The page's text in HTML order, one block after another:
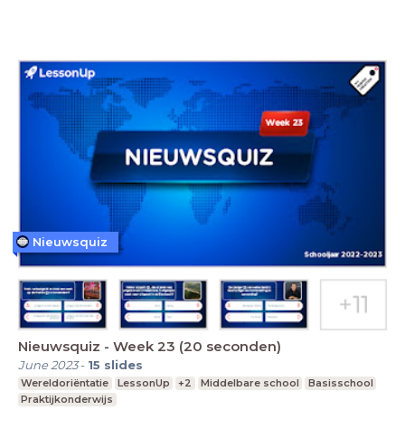
Nieuwsquiz - Week 23 (20 seconden)
June 2023- 15 slides
Wereldoriëntatie LessonUp +2 Middelbare school
Basisschool
Praktijkonderwijs
Nieuwsquiz